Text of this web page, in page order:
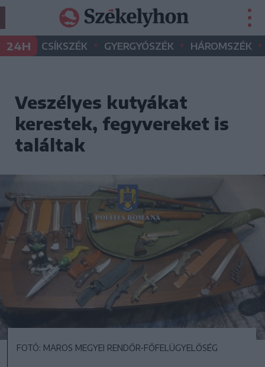
24H CSÍKSZÉK • GYERGYÓSZÉK • HÁROMSZÉK •
Veszélyes kutyákat
kerestek, fegyvereket is
találtak
FOTÓ: MAROS MEGYEI RENDŐR-FŐFELÜGYELŐSÉG